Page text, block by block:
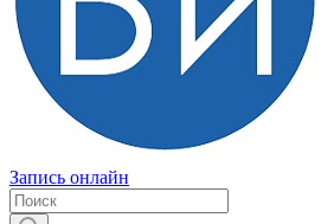
Запись онлайн